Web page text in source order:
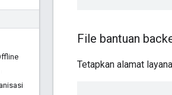
File bantuan
Tetapkan alamat